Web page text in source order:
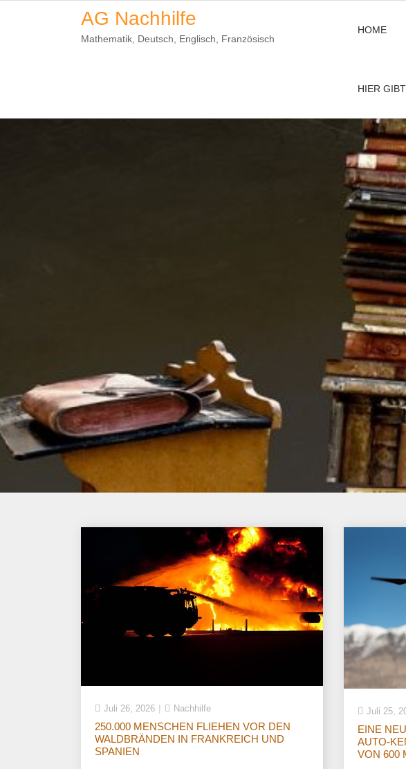
AG Nachhilfe
Mathematik, Deutsch, Englisch, Französisch
HOME
HIER
Juli 26, 2026 Nachhilfe
250.000 MENSCHEN FLIEHEN VOR DEN
WALDBRÄNDEN IN FRANKREICH UND
SPANIEN
Juli 25,
EINE
AUTO-
VON 600